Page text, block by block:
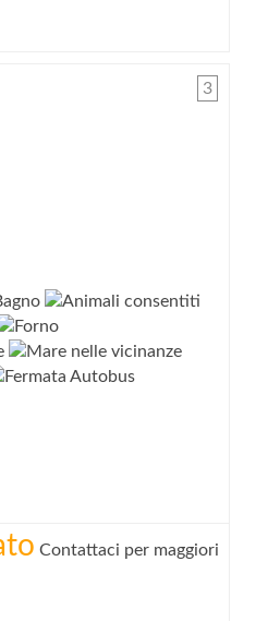
3
Contattaci per maggiori